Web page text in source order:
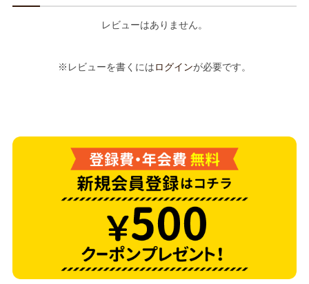
レビューはありません。
※レビューを書くにはログインが必要です。